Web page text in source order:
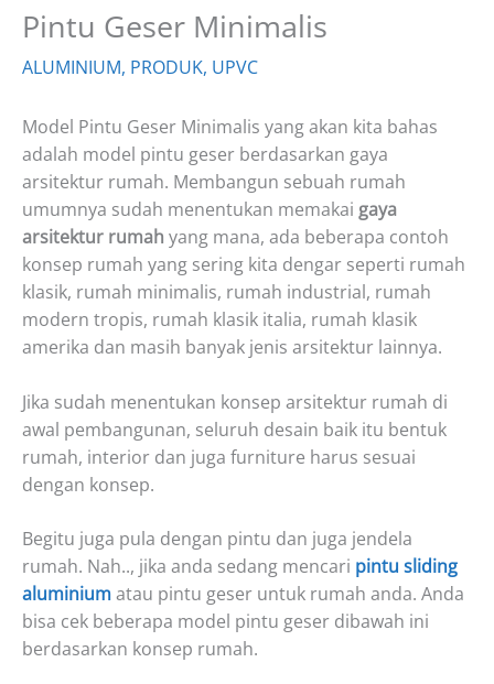
Pintu Geser Minimalis
ALUMINIUM, PRODUK, UPVC
Model Pintu Geser Minimalis yang akan kita bahas
adalah model pintu geser berdasarkan gaya
arsitektur rumah. Membangun sebuah rumah
umumnya sudah menentukan memakai gaya
arsitektur rumah yang mana, ada beberapa contoh
konsep rumah yang sering kita dengar seperti rumah
klasik, rumah minimalis, rumah industrial, rumah
modern tropis, rumah klasik italia, rumah klasik
amerika dan masih banyak jenis arsitektur lainnya.
Jika sudah menentukan konsep arsitektur rumah di
awal pembangunan, seluruh desain baik itu bentuk
rumah, interior dan juga furniture harus sesuai
dengan konsep.
Begitu juga pula dengan pintu dan juga jendela
rumah. Nah.., jika anda sedang mencari pintu sliding
aluminiumatau pintu geser untuk rumah anda. Anda
bisa cek beberapa model pintu geser dibawah ini
berdasarkan konsep rumah.